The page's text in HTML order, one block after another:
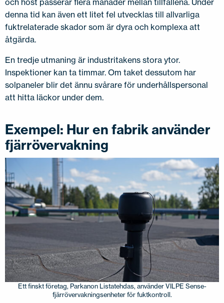
och höst passerar flera månader mellan tillfällena. Under
denna tid kan även ett litet fel utvecklas till allvarliga
fuktrelaterade skador som är dyra och komplexa att
åtgärda.
En tredje utmaning är industritakens stora ytor.
Inspektioner kan ta timmar. Om taket dessutom har
solpaneler blir det ännu svårare för underhållspersonal
att hitta läckor under dem.
Exempel: Hur en fabrik använder
fjärrövervakning
Ett finskt företag, Parkanon Listatehdas, använder VILPE Sense-
fjärrövervakningsenheter för fuktkontroll.